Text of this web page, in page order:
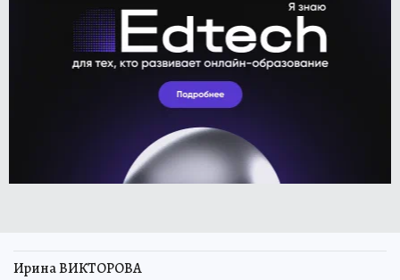
Ирина ВИКТОРОВА